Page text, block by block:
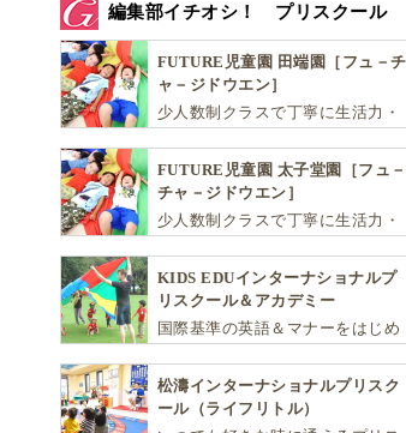
編集部イチオシ！ プリスクール
FUTURE児童園 田端園［フュ－チ
ャ－ジドウエン］
少人数制クラスで丁寧に生活力・
能性を広げます！
FUTURE児童園 太子堂園［フュ－
チャ－ジドウエン］
少人数制クラスで丁寧に生活力・
能性を広げます！
KIDS EDUインターナショナルプ
リスクール＆アカデミー
国際基準の英語＆マナーをはじめ
としての多様な資質を育む「KIDS
EDU（キッズ・エデュ）」は幼児
から小学生まで一貫して学べる充
松濤インターナショナルプリスク
ール（ライフリトル）